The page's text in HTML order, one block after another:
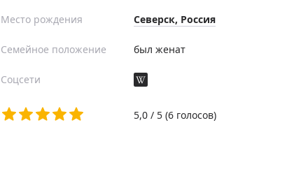
Место рождения Северск, Россия
Семейное положение был женат
Соцсети
5,0 / 5 (6 голосов)